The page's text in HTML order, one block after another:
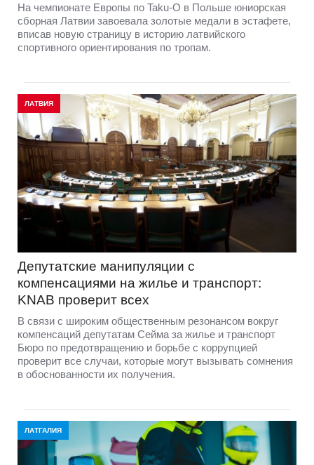
На чемпионате Европы по Taku-O в Польше юниорская
сборная Латвии завоевала золотые медали в эстафете,
вписав новую страницу в историю латвийского
спортивного ориентирования по тропам.
ЛАТВИЯ
Депутатские манипуляции с
компенсациями на жилье и транспорт:
KNAB проверит всех
В связи с широким общественным резонансом вокруг
компенсаций депутатам Сейма за жилье и транспорт
Бюро по предотвращению и борьбе с коррупцией
проверит все случаи, которые могут вызывать сомнения
в обоснованности их получения.
ЛАТГАЛИЯ